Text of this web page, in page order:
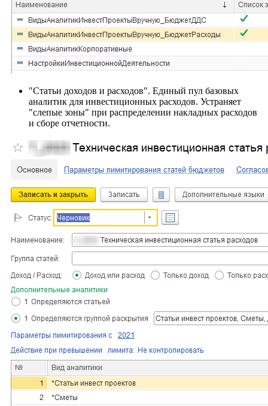
"Статьи доходов и расходов". Единый пул базовых
аналитик для инвестиционных расходов. Устраняет
"слепые зоны" при распределении накладных расходов
и сборе отчетности.